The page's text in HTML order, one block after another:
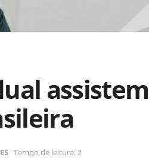
assistem
Tempo de leitura: 2